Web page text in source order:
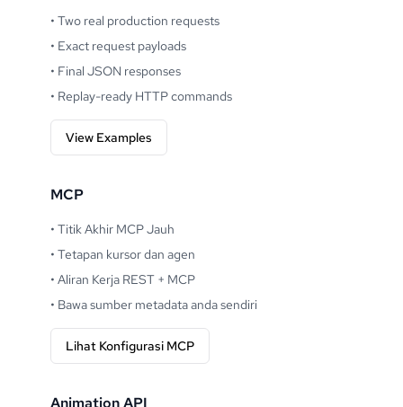
• Two real production requests
• Exact request payloads
• Final JSON responses
• Replay-ready HTTP commands
View Examples
MCP
• Titik Akhir MCP Jauh
• Tetapan kursor dan agen
• Aliran Kerja REST + MCP
• Bawa sumber metadata anda sendiri
Lihat Konfigurasi MCP
Animation API